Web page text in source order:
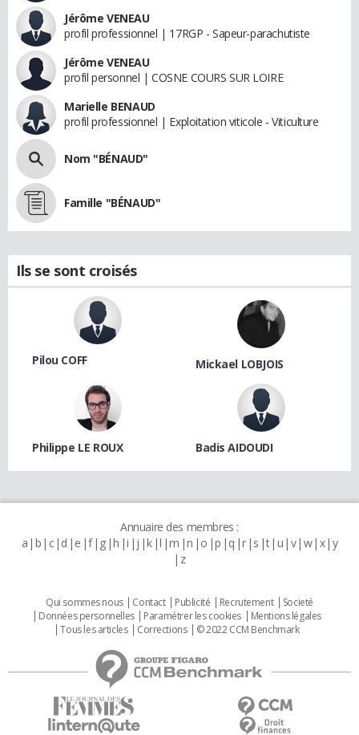
Jérôme VENEAU
profil professionnel | 17RGP - Sapeur-parachutiste
Jérôme VENEAU
profil personnel | COSNE COURS SUR LOIRE
Marielle BENAUD
profil professionnel | Exploitation viticole - Viticulture
Nom "BÉNAUD"
Famille "BÉNAUD"
Ils se sont croisés
Pilou COFF Mickael LOBJOIS
Philippe LE ROUX Badis AIDOUDI
Annuaire des membres :
a b c d e f g h i j k l m n o p q r s t u v w x y
z
Qui sommes nous Contact Publicité Recrutement
Societé
Données personnelles
Paramétrer les cookies
Mentions légales
Tous les articles
Corrections © 2022 CCM Benchmark